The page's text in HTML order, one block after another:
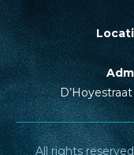
All rights